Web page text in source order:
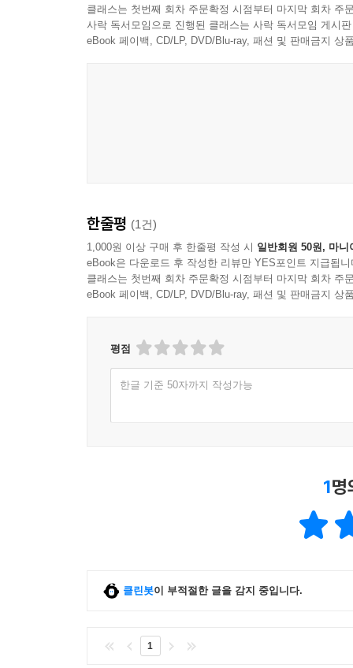
클래스는 첫번째 회차 주문확정 시점부터 마지막 회차 주
사락 독서모임으로 진행된 클래스는 사락 독서모임 게시
eBook 페이백, CD/LP, DVD/Blu-ray, 패션 및 판매금지 상
한줄평 (1건)
1,000원 이상 구매 후 한줄평 작성 시 일반회원 50원, 마니
eBook은 다운로드 후 작성한 리뷰만 YES포인트 지급됩니
클래스는 첫번째 회차 주문확정 시점부터 마지막 회차 주
eBook 페이백, CD/LP, DVD/Blu-ray, 패션 및 판매금지 상
평점
한글 기준 50자까지 작성가능
1명
클린봇이 부적절한 글을 감지 중입니다.
1